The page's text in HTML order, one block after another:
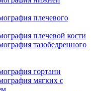
плечевого
плечевой кости
тазобедренного
гортани
мягких с